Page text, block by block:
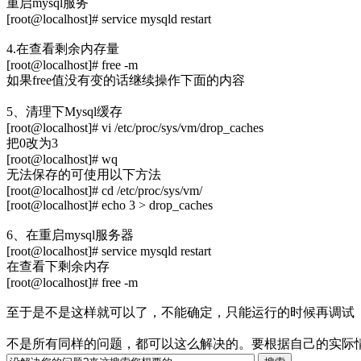
[root@localhost]# service mysqld restart
4.在查看剩余内存量
[root@localhost]# free -m
如果free值没有变的话继续操作下面的内容
5、清理下Mysql缓存
[root@localhost]# vi /etc/proc/sys/vm/drop_caches
把0改为3
[root@localhost]# wq
无法保存的可使用以下方法
[root@localhost]# cd /etc/proc/sys/vm/
[root@localhost]# echo 3 > drop_caches
6、在重启mysql服务器
[root@localhost]# service mysqld restart
在查看下剩余内存
[root@localhost]# free -m
至于是不是这样就可以了，不能确定，只能运行的时候再调试
不是所有同样的问题，都可以这么解决的。要根据自己的实际